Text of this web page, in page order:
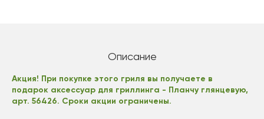
Описание
Акция! При покупке этого гриля вы получаете в
подарок аксессуар для гриллинга - Планчу глянцевую,
арт. 56426. Сроки акции ограничены.